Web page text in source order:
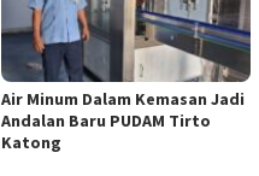
Air Minum Dalam Kemasan Jadi
Andalan Baru PUDAM Tirto
Katong